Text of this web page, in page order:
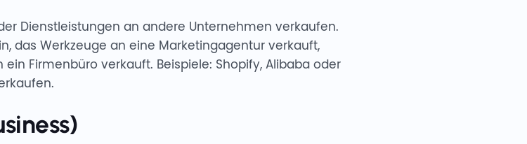
Dienstleistungen an andere Unternehmen verkaufen.
das Werkzeuge an eine Marketingagentur verkauft,
Firmenbüro verkauft. Beispiele: Shopify, Alibaba oder